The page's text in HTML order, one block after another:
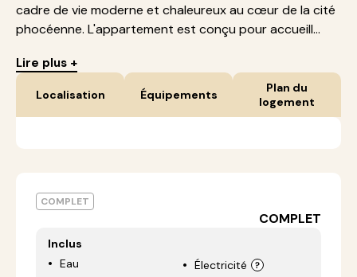
cadre de vie moderne et chaleureux au cœur de la cité
phocéenne. L'appartement est conçu pour accueill...
Lire plus +
Localisation Équipements
Plan du
logement
COMPLET
COMPLET
Inclus
Eau
Électricité